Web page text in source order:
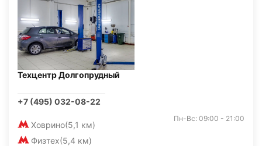
Техцентр Долгопрудный
+7 (495) 032-08-22
Ховрино(5,1 км)
Физтех(5,4 км)
Пн-Вс: 09:00 - 21:00